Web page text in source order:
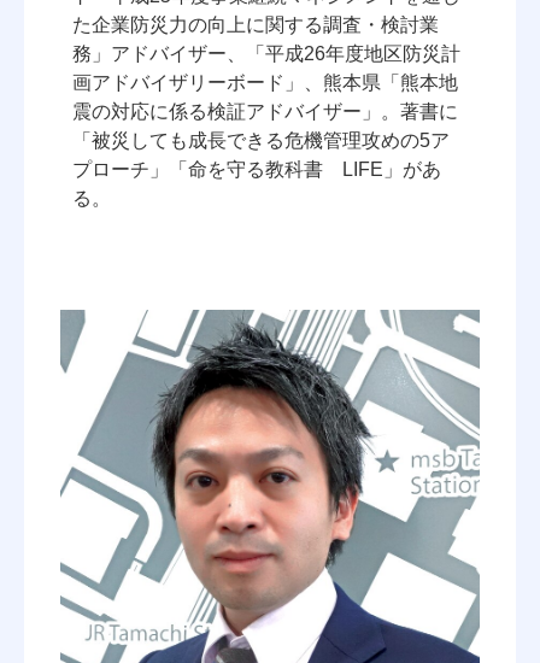
た企業防災力の向上に関する調査・検討業
務」アドバイザー、「平成26年度地区防災計
画アドバイザリーボード」、熊本県「熊本地
震の対応に係る検証アドバイザー」。著書に
「被災しても成長できる危機管理攻めの5ア
プローチ」「命を守る教科書 LIFE」があ
る。